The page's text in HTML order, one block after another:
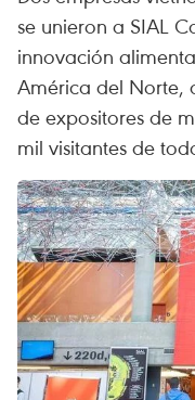
se unieron a SIAL
innovación
América del Norte,
de expositores de
mil visitantes de